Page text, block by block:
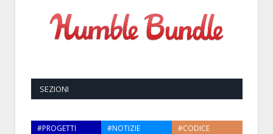
SEZIONI
#PROGETTI #NOTIZIE
#CODICE